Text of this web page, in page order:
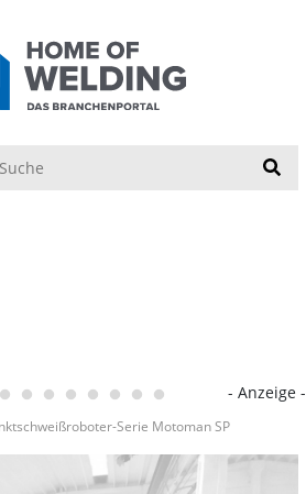
- Anzeige -
Serie Motoman SP